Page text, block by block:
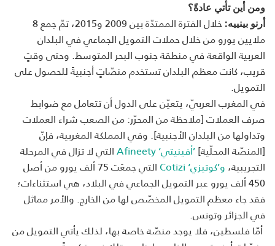
ومن أين تأتي عادةً؟
أرنو بينييه:
خلال الفترة الممتدّة بين 2009 و2015، تمّ جمع 8
ملايين يورو من خلال حملات التمويل الجماعي في البلدان
العربية الواقعة في منطقة جنوب البحر المتوسط. وحتى وقتٍ
قريب، كانت معظم البلدان تستخدم منصّاتٍ أجنبيةً للحصول على
التمويل.
في المغرب العربيّ، يتعيّن على الدول أن تتعامل مع ضوابط
صرف العملات [ملاحظة من المحرّر: من الصعب شراء العملات
وتداولها من البلدان الأجنبية]. وفي المملكة المغربية، فإنّ
[المنصّة المحلّية]’أفينيتي‘ Afineety
التي لا تزال في المرحلة
التجريبية،و’كوتيزي‘ Cotizi
التي جمعَت 75 ألف يورو من أصل
450 ألف يورو عبر التمويل الجماعي في البلاد، هي استثناءات؛
فقد جاء معظم التمويل المخصّص لها من الخارج. والأمر مماثل
في الجزائر وتونس.
أمّا فلسطين، فلا يوجد منصّة خاصة بها، لذلك يأتي التمويل من